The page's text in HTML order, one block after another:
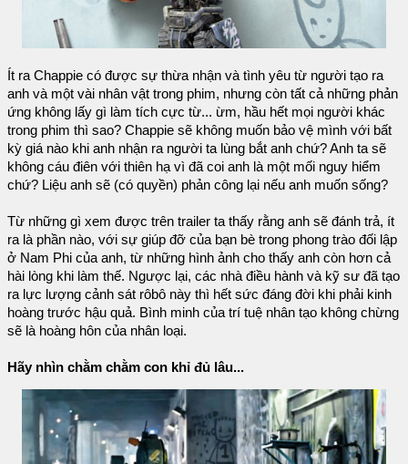
Ít ra Chappie có được sự thừa nhận và tình yêu từ người tạo ra
anh và một vài nhân vật trong phim, nhưng còn tất cả những phản
ứng không lấy gì làm tích cực từ... ừm, hầu hết mọi người khác
trong phim thì sao? Chappie sẽ không muốn bảo vệ mình với bất
kỳ giá nào khi anh nhận ra người ta lùng bắt anh chứ? Anh ta sẽ
không cáu điên với thiên hạ vì đã coi anh là một mối nguy hiểm
chứ? Liệu anh sẽ (có quyền) phản công lại nếu anh muốn sống?
Từ những gì xem được trên trailer ta thấy rằng anh sẽ đánh trả, ít
ra là phần nào, với sự giúp đỡ của bạn bè trong phong trào đối lập
ở Nam Phi của anh, từ những hình ảnh cho thấy anh còn hơn cả
hài lòng khi làm thế. Ngược lại, các nhà điều hành và kỹ sư đã tạo
ra lực lượng cảnh sát rôbô này thì hết sức đáng đời khi phải kinh
hoàng trước hậu quả. Bình minh của trí tuệ nhân tạo không chừng
sẽ là hoàng hôn của nhân loại.
Hãy nhìn chằm chằm con khỉ đủ lâu...